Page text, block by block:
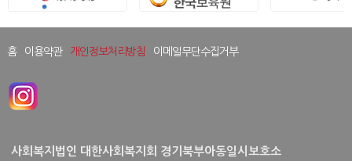
홈 이용약관 개인정보처리방침 이메일무단수집거부
사회복지법인 대한사회복지회 경기북부아동일시보호소